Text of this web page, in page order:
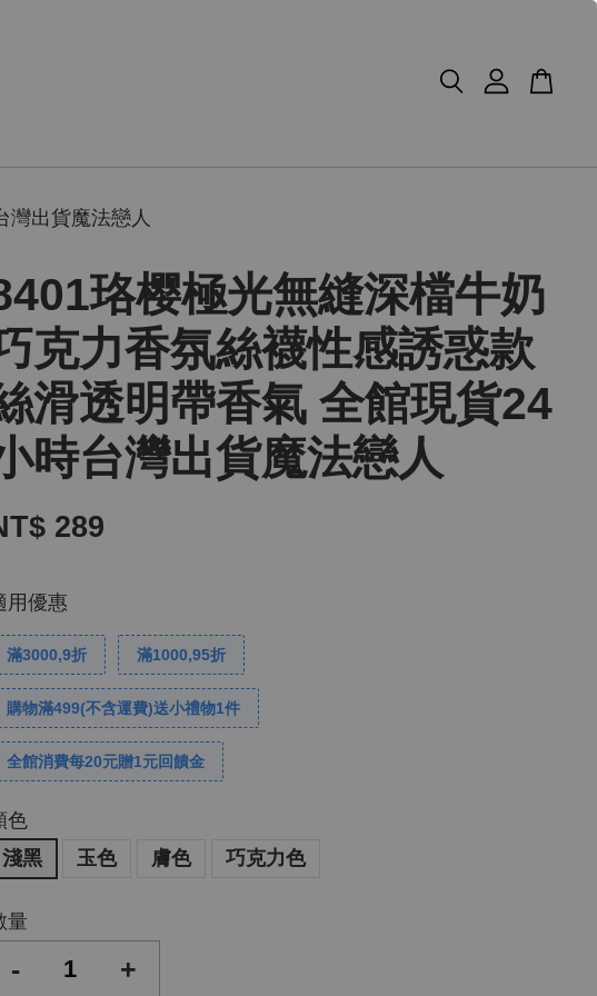
灣出貨魔法戀人
珞樱極光無縫深檔牛奶
克力香氛絲襪性感誘惑款
滑透明帶香氣 全館現貨24
時台灣出貨魔法戀人
289
用優惠
滿3000,9折 滿1000,95折
購物滿499(不含運費)送小禮物1件
全館消費每20元贈1元回饋金
色
淺黑
玉色 膚色 巧克力色
量
- +